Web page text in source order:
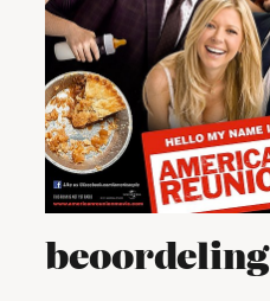
beoordeling